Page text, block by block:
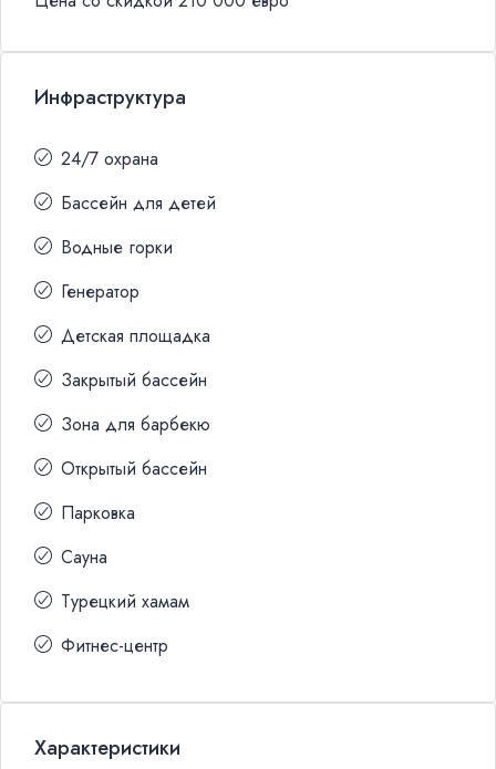
Инфраструктура
24/7 охрана
Бассейн для детей
Водные горки
Генератор
Детская площадка
Закрытый бассейн
Зона для барбекю
Открытый бассейн
Парковка
Сауна
Турецкий хамам
Фитнес-центр
Характеристики